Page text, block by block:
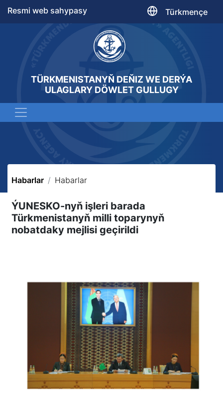
Resmi web sahypasy Türkmençe
TÜRKMENISTANYŇ DEŇIZ WE DERÝA
ULAGLARY DÖWLET GULLUGY
Habarlar Habarlar
ÝUNESKO-nyň işleri barada
Türkmenistanyň milli toparynyň
nobatdaky mejlisi geçirildi